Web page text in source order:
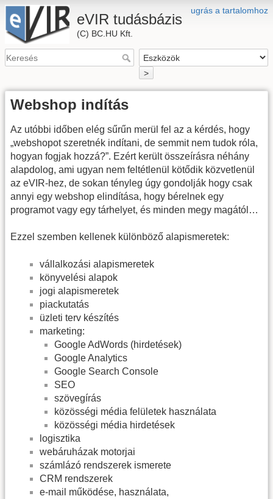
ugrás a tartalomhoz
eVIR tudásbázis
(C) BC.HU Kft.
>
Webshop indítás
Az utóbbi időben elég sűrűn merül fel az a kérdés, hogy
„webshopot szeretnék indítani, de semmit nem tudok róla,
hogyan fogjak hozzá?”. Ezért került összeírásra néhány
alapdolog, ami ugyan nem feltétlenül kötődik közvetlenül
az eVIR-hez, de sokan tényleg úgy gondolják hogy csak
annyi egy webshop elindítása, hogy bérelnek egy
programot vagy egy tárhelyet, és minden megy magától…
Ezzel szemben kellenek különböző alapismeretek:
vállalkozási alapismeretek
könyvelési alapok
jogi alapismeretek
piackutatás
üzleti terv készítés
marketing:
Google AdWords (hirdetések)
Google Analytics
Google Search Console
SEO
szövegírás
közösségi média felületek használata
közösségi média hirdetések
logisztika
webáruházak motorjai
számlázó rendszerek ismerete
CRM rendszerek
e-mail működése, használata,